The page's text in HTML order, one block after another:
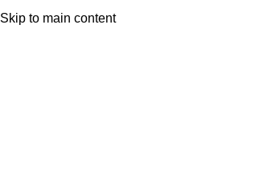
Skip to main content